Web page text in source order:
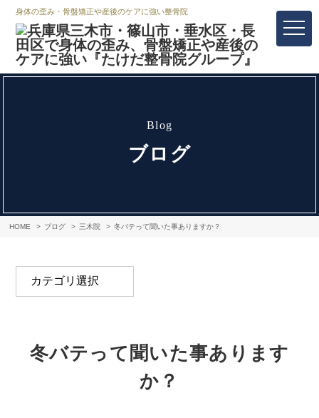
身体の歪み・骨盤矯正や産後のケアに強い整骨院
blog
ブログ
HOME ブログ 三木院 冬バテって聞いた事ありますか？
冬バテって聞いた事あります
か？